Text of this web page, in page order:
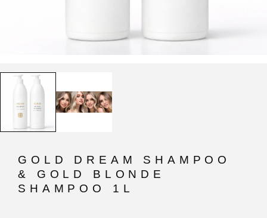
GOLD DREAM SHAMPOO
& GOLD BLONDE
SHAMPOO 1L